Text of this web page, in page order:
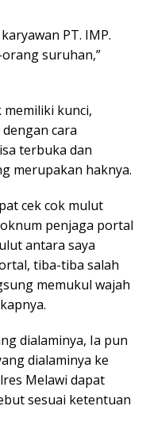
PT. IMP.
suruhan,”
kunci,
cara
terbuka dan
merupakan haknya.
cek cok mulut
penjaga portal
antara saya
tiba-tiba salah
memukul wajah
dialaminya, Ia pun
dialaminya ke
Melawi dapat
sesuai ketentuan